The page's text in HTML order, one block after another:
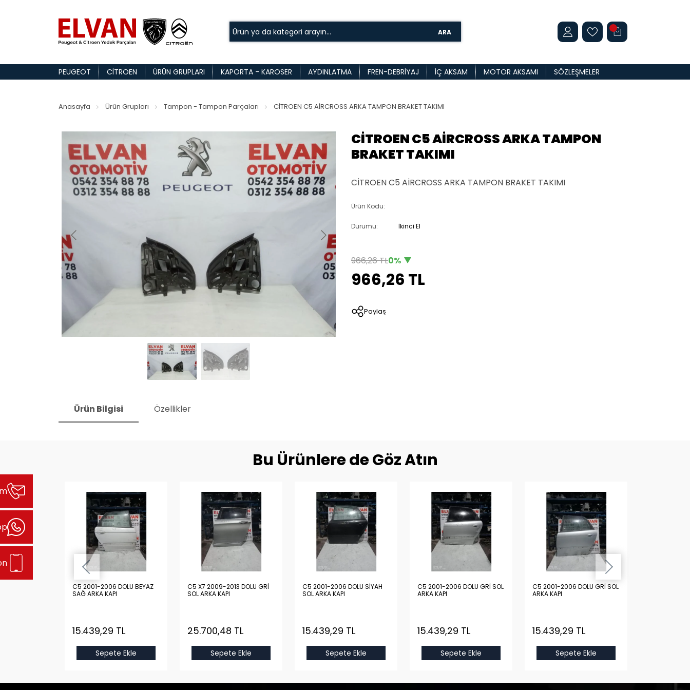
ARA
PEUGEOT CITROEN ÜRÜN GRUPLARI KAPORTA - KAROSER AYDINLATMA FREN-DEBRIYAJ İÇ AKSAM MOTOR AKSAMI SÖZLEŞMELER
Anasayfa Ürün Grupları Tampon - Tampon Parçaları CİTROEN C5 AİRCROSS ARKA TAMPON BRAKET TAKIMI
CİTROEN C5 AİRCROSS ARKA TAMPON
BRAKET TAKIMI
CİTROEN C5 AİRCROSS ARKA TAMPON BRAKET TAKIMI
Ürün Kodu:
Durumu: İkinci El
966,26 TL0%
966,26 TL
Paylaş
Ürün Bilgisi Özellikler
Bu Ürünlere de Göz Atın
C5 2001-2006 DOLU BEYAZ
SAĞ ARKA KAPI
15.439,29 TL
Sepete Ekle
C5 X7 2009-2013 DOLU GRİ
SOL ARKA KAPI
25.700,48 TL
Sepete Ekle
C5 2001-2006 DOLU SİYAH
SOL ARKA KAPI
15.439,29 TL
Sepete Ekle
C5 2001-2006 DOLU GRİ SOL
ARKA KAPI
15.439,29 TL
Sepete Ekle
C5 2001-2006 DOLU GRİ SOL
ARKA KAPI
15.439,29 TL
Sepete Ekle